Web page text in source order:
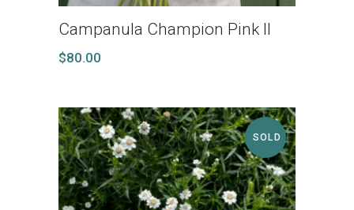
Campanula Champion Pink II
$80.00
SOLD